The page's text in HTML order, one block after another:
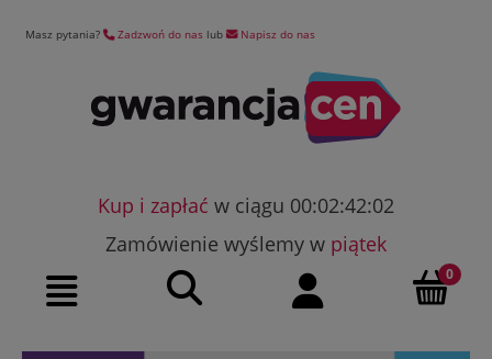
Masz pytania? Zadzwoń do nas lub Napisz do nas
Kup i zapłać w ciągu 00:02:42:02
Zamówienie wyślemy w piątek